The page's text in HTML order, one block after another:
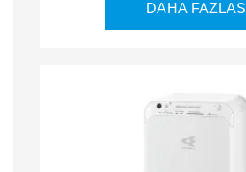
DAHA FAZLASI